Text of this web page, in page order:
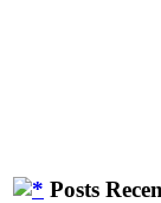
Posts